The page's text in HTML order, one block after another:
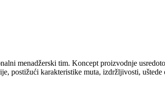
menadžerski tim. Koncept proizvodnje
postižući karakteristike muta, izdržljivosti, uštede